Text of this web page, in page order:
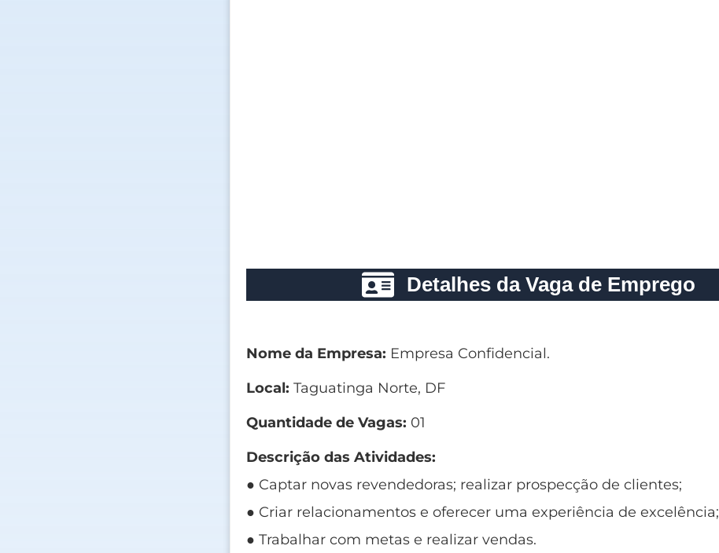
Detalhes da Vaga de Emprego
Nome da Empresa: Empresa Confidencial.
Local: Taguatinga Norte, DF
Quantidade de Vagas: 01
Descrição das Atividades:
● Captar novas revendedoras; realizar prospecção de clientes;
● Criar relacionamentos e oferecer uma experiência de excelência;
● Trabalhar com metas e realizar vendas.